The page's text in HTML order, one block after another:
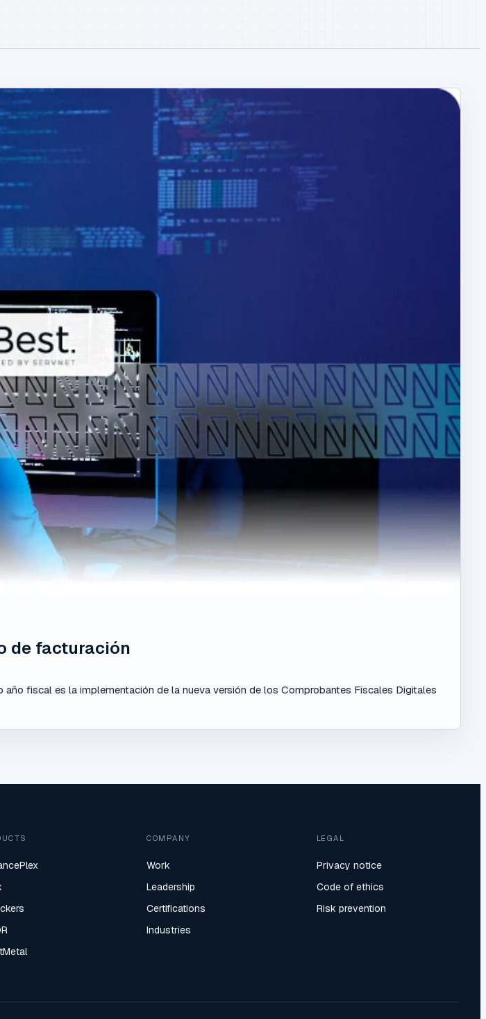
de facturación
fiscal es la implementación de la nueva versión de los Comprobantes Fiscales Digitales
COMPANY
Work
Leadership
Certifications
Industries
LEGAL
Privacy notice
Code of ethics
Risk prevention